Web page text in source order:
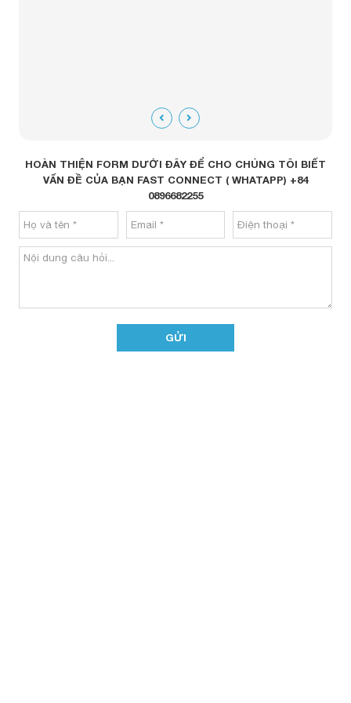
HOÀN THIỆN FORM DƯỚI ĐÂY ĐỂ CHO CHÚNG TÔI BIẾT
VẤN ĐỀ CỦA BẠN FAST CONNECT ( WHATAPP) +84
0896682255